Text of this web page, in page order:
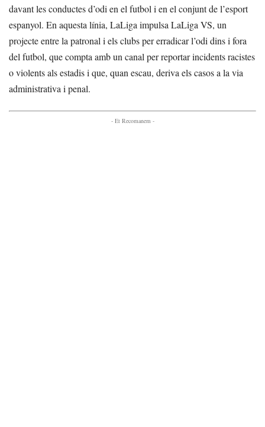
davant les conductes d’odi en el futbol i en el conjunt de l’esport
espanyol. En aquesta línia, LaLiga impulsa LaLiga VS, un
projecte entre la patronal i els clubs per erradicar l’odi dins i fora
del futbol, que compta amb un canal per reportar incidents racistes
o violents als estadis i que, quan escau, deriva els casos a la via
administrativa i penal.
- Et Recomanem -